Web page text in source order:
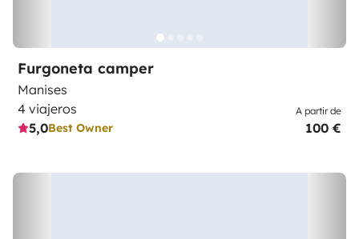
Furgoneta camper
Manises
4 viajeros
5,0Best Owner
A partir de
100 €